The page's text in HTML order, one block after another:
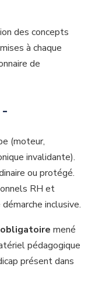
des concepts
à chaque
de
-
(moteur,
invalidante).
ou protégé.
RH et
inclusive.
mené
pédagogique
présent dans